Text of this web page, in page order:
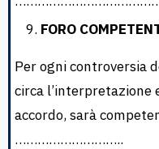
FORO
Per ogni controversia
circa l’interpretazione
accordo, sarà
………………………..